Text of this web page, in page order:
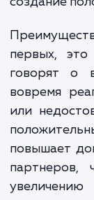
создание
первых,
говорят
вовремя